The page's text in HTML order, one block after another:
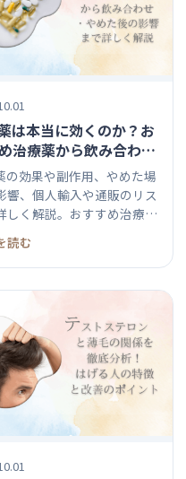
は本当に効くのか？お
治療薬から飲み合わ
めた後の影響まで詳し
の効果や副作用、やめた場
響、個人輸入や通販のリス
しく解説。おすすめ治療薬
読む